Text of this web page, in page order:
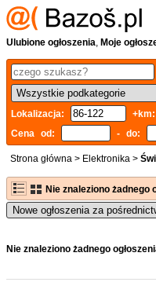
Ulubione ogłoszenia, Moje
Lokalizacja:
+km:
Cena od:
- do:
Strona główna > Elektronika >
Nie znaleziono żadnego
Nowe ogłoszenia za
Nie znaleziono żadnego